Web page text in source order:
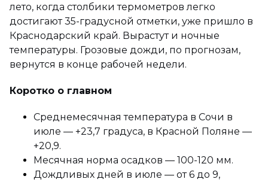
лето, когда столбики термометров легко
достигают 35-градусной отметки, уже пришло в
Краснодарский край. Вырастут и ночные
температуры. Грозовые дожди, по прогнозам,
вернутся в конце рабочей недели.
Коротко о главном
Среднемесячная температура в Сочи в
июле — +23,7 градуса, в Красной Поляне —
+20,9.
Месячная норма осадков — 100-120 мм.
Дождливых дней в июле — от 6 до 9,